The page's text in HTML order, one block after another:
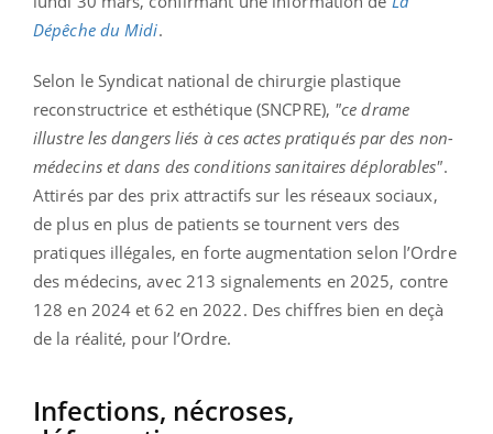
Dépêche du Midi.
Selon le Syndicat national de chirurgie plastique
reconstructrice et esthétique (SNCPRE), "ce drame
illustre les dangers liés à ces actes pratiqués par des non-
médecins et dans des conditions sanitaires déplorables".
Attirés par des prix attractifs sur les réseaux sociaux,
de plus en plus de patients se tournent vers des
pratiques illégales, en forte augmentation selon l’Ordre
des médecins, avec 213 signalements en 2025, contre
128 en 2024 et 62 en 2022. Des chiffres bien en deçà
de la réalité, pour l’Ordre.
Infections, nécroses,